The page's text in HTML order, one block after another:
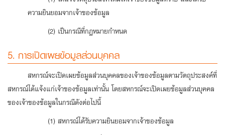
ความยินยอมจากเจ้าของข้อมูล
(2) เป็นกรณีที่กฎหมายกำหนด
5. การเปิดเผยข้อมูลส่วนบุคคล
สหกรณ์จะเปิดเผยข้อมูลส่วนบุคคลของเจ้าของข้อมูลตามวัตถุประสงค์ที่
สหกรณ์ได้แจ้งแก่เจ้าของข้อมูลเท่านั้น โดยสหกรณ์จะเปิดเผยข้อมูลส่วนบุคคล
ของเจ้าของข้อมูลในกรณีดังต่อไปนี้
(1) สหกรณ์ได้รับความยินยอมจากเจ้าของข้อมูล